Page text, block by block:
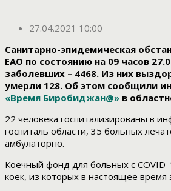
27.04.2021 10:00
Санитарно-эпидемическая
ЕАО по состоянию на 09 часов
заболевших – 4468. Из них
умерли 128. Об этом сообщили
«Время Биробиджан@» в
22 человека госпитализированы в
госпиталь области, 35 больных
амбулаторно.
Коечный фонд для больных с COVID-
коек, из которых в настоящее время